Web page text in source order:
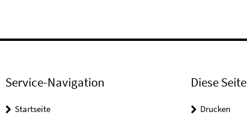
Service-Navigation
Startseite
Diese Seite
Drucken